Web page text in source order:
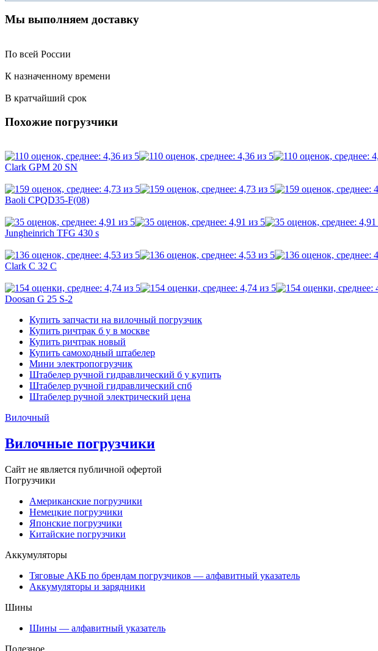
Мы выполняем доставку
По всей России
К назначенному времени
В кратчайший срок
Похожие погрузчики
Clark GPM 20 SN
Baoli CPQD35-F(08)
Jungheinrich TFG 430 s
Clark C 32 C
Doosan G 25 S-2
Купить запчасти на вилочный погрузчик
Купить ричтрак б у в москве
Купить ричтрак новый
Купить самоходный штабелер
Мини электропогрузчик
Штабелер ручной гидравлический б у купить
Штабелер ручной гидравлический спб
Штабелер ручной электрический цена
Вилочный
Вилочные погрузчики
Сайт не является публичной офертой
Погрузчики
Американские погрузчики
Немецкие погрузчики
Японские погрузчики
Китайские погрузчики
Аккумуляторы
Тяговые АКБ по брендам погрузчиков — алфавитный указатель
Аккумуляторы и зарядники
Шины
Шины — алфавитный указатель